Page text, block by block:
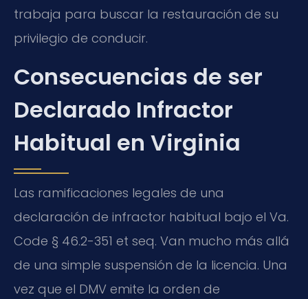
trabaja para buscar la restauración de su
privilegio de conducir.
Consecuencias de ser
Declarado Infractor
Habitual en Virginia
Las ramificaciones legales de una
declaración de infractor habitual bajo el Va.
Code § 46.2-351 et seq. Van mucho más allá
de una simple suspensión de la licencia. Una
vez que el DMV emite la orden de